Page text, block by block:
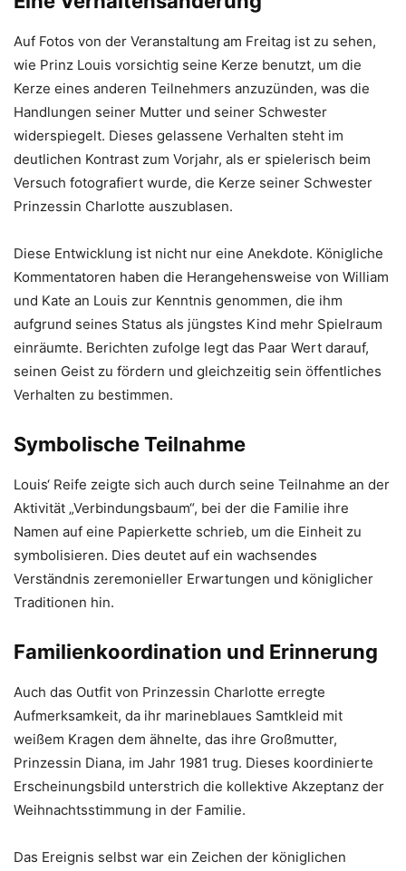
Auf Fotos von der Veranstaltung am Freitag ist zu sehen,
wie Prinz Louis vorsichtig seine Kerze benutzt, um die
Kerze eines anderen Teilnehmers anzuzünden, was die
Handlungen seiner Mutter und seiner Schwester
widerspiegelt. Dieses gelassene Verhalten steht im
deutlichen Kontrast zum Vorjahr, als er spielerisch beim
Versuch fotografiert wurde, die Kerze seiner Schwester
Prinzessin Charlotte auszublasen.
Diese Entwicklung ist nicht nur eine Anekdote. Königliche
Kommentatoren haben die Herangehensweise von William
und Kate an Louis zur Kenntnis genommen, die ihm
aufgrund seines Status als jüngstes Kind mehr Spielraum
einräumte. Berichten zufolge legt das Paar Wert darauf,
seinen Geist zu fördern und gleichzeitig sein öffentliches
Verhalten zu bestimmen.
Symbolische Teilnahme
Louis‘ Reife zeigte sich auch durch seine Teilnahme an der
Aktivität „Verbindungsbaum“, bei der die Familie ihre
Namen auf eine Papierkette schrieb, um die Einheit zu
symbolisieren. Dies deutet auf ein wachsendes
Verständnis zeremonieller Erwartungen und königlicher
Traditionen hin.
Familienkoordination und Erinnerung
Auch das Outfit von Prinzessin Charlotte erregte
Aufmerksamkeit, da ihr marineblaues Samtkleid mit
weißem Kragen dem ähnelte, das ihre Großmutter,
Prinzessin Diana, im Jahr 1981 trug. Dieses koordinierte
Erscheinungsbild unterstrich die kollektive Akzeptanz der
Weihnachtsstimmung in der Familie.
Das Ereignis selbst war ein Zeichen der königlichen